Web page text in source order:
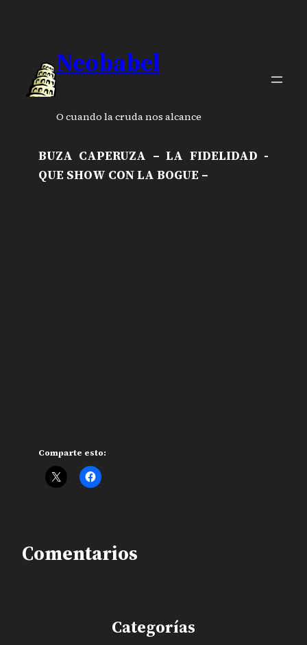
Neobabel
O cuando la cruda nos alcance
BUZA CAPERUZA – LA FIDELIDAD -
QUE SHOW CON LA BOGUE –
Comparte esto:
Comentarios
Categorías